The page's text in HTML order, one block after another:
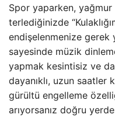
Spor yaparken, yağmur
terlediğinizde
endişelenmenize gerek
sayesinde müzik
yapmak kesintisiz ve
dayanıklı, uzun saatler
gürültü engelleme
arıyorsanız doğru